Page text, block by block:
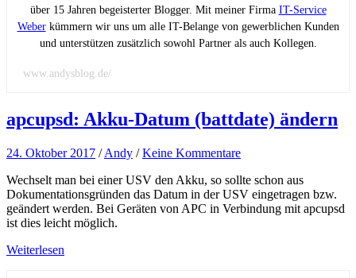
über 15 Jahren begeisterter Blogger. Mit meiner Firma IT-Service
Weberkümmern wir uns um alle IT-Belange von gewerblichen Kunden
und unterstützen zusätzlich sowohl Partner als auch Kollegen.
www.andysblog.de/
apcupsd: Akku-Datum (battdate) ändern
24. Oktober 2017 /Andy /Keine Kommentare
Wechselt man bei einer USV den Akku, so sollte schon aus
Dokumentationsgründen das Datum in der USV eingetragen bzw.
geändert werden. Bei Geräten von APC in Verbindung mit apcupsd
ist dies leicht möglich.
Weiterlesen